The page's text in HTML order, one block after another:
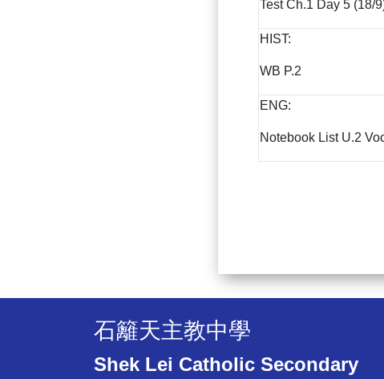
Test Ch.1 Day 5 (18/
HIST:
WB P.2
ENG:
Notebook List U.2
石籬天主教中學
Shek Lei Catholic Secondary